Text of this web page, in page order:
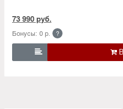
73 990 руб.
Бонусы: 0 р. ?
